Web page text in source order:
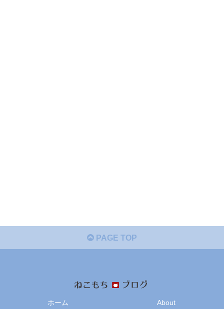
PAGE TOP
ホーム About